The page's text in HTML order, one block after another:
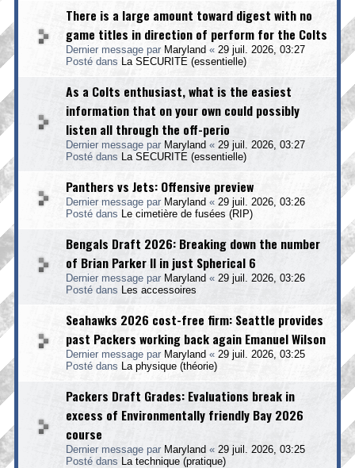
There is a large amount toward digest with no
game titles in direction of perform for the Colts
Dernier message par Maryland « 29 juil. 2026, 03:27
Posté dans
La SECURITE (essentielle)
As a Colts enthusiast, what is the easiest
information that on your own could possibly
listen all through the off-perio
Dernier message par Maryland « 29 juil. 2026, 03:27
Posté dans
La SECURITE (essentielle)
Panthers vs Jets: Offensive preview
Dernier message par Maryland « 29 juil. 2026, 03:26
Posté dans
Le cimetière de fusées (RIP)
Bengals Draft 2026: Breaking down the number
of Brian Parker II in just Spherical 6
Dernier message par Maryland « 29 juil. 2026, 03:26
Posté dans
Les accessoires
Seahawks 2026 cost-free firm: Seattle provides
past Packers working back again Emanuel Wilson
Dernier message par Maryland « 29 juil. 2026, 03:25
Posté dans
La physique (théorie)
Packers Draft Grades: Evaluations break in
excess of Environmentally friendly Bay 2026
course
Dernier message par Maryland « 29 juil. 2026, 03:25
Posté dans
La technique (pratique)